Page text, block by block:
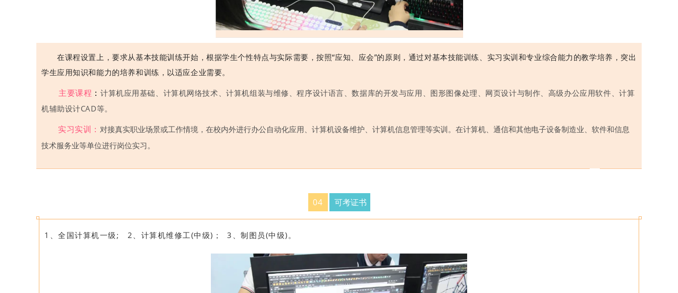
在课程设置上，要求从基本技能训练开始，根据学生个性特点与实际需要，按照“应知、应会”的原则，通过对基本技能训练、实习实训和专业综合能力的教学培养，突出
学生应用知识和能力的培养和训练，以适应企业需要。
主要课程 ： 计算机应用基础、 计算机网络技术、计算机组装与维修、程序设计语言、数据库的开发与应用、图形图像处理、网页设计与制作、高级办公应用软件、计算
机辅助设计CAD等。
实习实训：对接真实职业场景或工作情境，在校内外进行办公自动化应用、计算机设备维护、计算机信息管理等实训。在计算机、通信和其他电子设备制造业、软件和信息
技术服务业等单位进行岗位实习。
04 可考证书
1、全国计算机一级; 2、计算机维修工(中级)； 3、制图员(中级)。